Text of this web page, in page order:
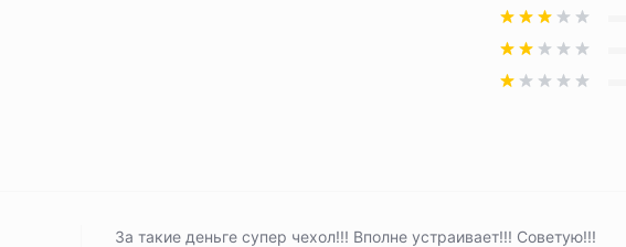
За такие деньге супер чехол!!! Вполне устраивает!!! Советую!!!